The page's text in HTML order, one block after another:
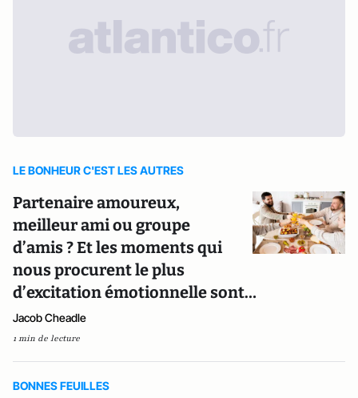
LE BONHEUR C'EST LES AUTRES
Partenaire amoureux,
meilleur ami ou groupe
d’amis ? Et les moments qui
nous procurent le plus
d’excitation émotionnelle sont…
Jacob Cheadle
1 min de lecture
BONNES FEUILLES